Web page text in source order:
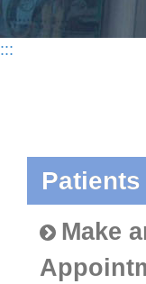
:::
Make